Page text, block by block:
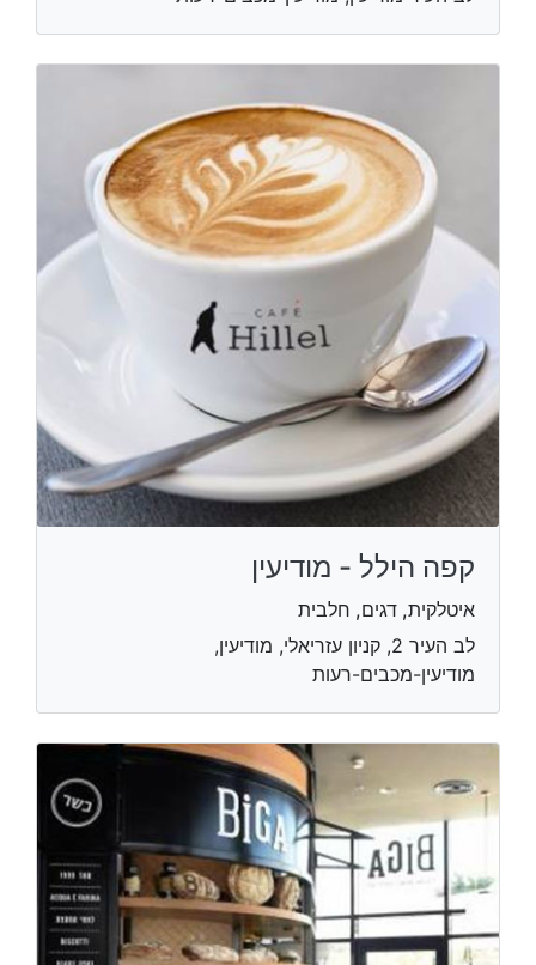
קפה הילל - מודיעין
איטלקית, דגים, חלבית
לב העיר 2, קניון עזריאלי, מודיעין,
מודיעין-מכבים-רעות